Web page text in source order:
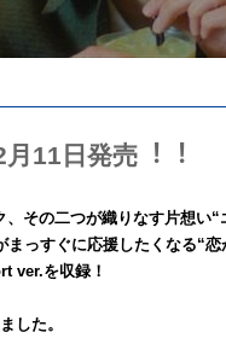
11⽇発売︕︕
その⼆つが織りなす⽚想い“
っすぐに応援したくなる“恋
ver.を収録！
した。